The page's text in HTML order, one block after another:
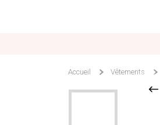
Accueil Vêtements